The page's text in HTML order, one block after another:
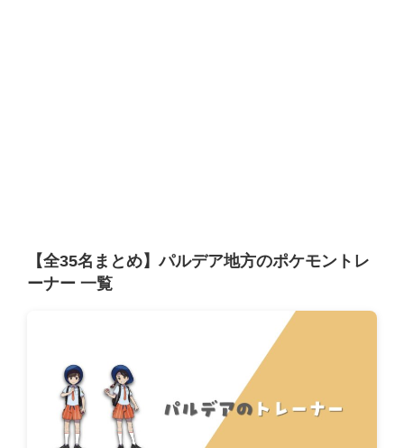
【全35名まとめ】パルデア地方のポケモントレ
ーナー 一覧